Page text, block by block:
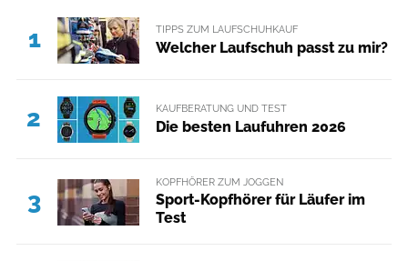
1 TIPPS ZUM LAUFSCHUHKAUF
Welcher Laufschuh passt zu mir?
2 KAUFBERATUNG UND TEST
Die besten Laufuhren 2026
3
KOPFHÖRER ZUM JOGGEN
Sport-Kopfhörer für Läufer im
Test